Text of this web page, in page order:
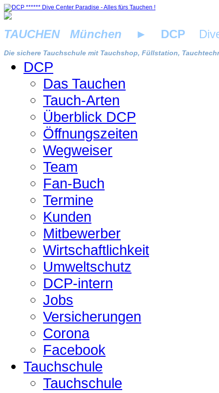
TAUCHEN München ► DCP
Die sichere Tauchschule mit Tauchshop, Füllstation,
DCP
Das Tauchen
Tauch-Arten
Überblick DCP
Öffnungszeiten
Wegweiser
Team
Fan-Buch
Termine
Kunden
Mitbewerber
Wirtschaftlichkeit
Umweltschutz
DCP-intern
Jobs
Versicherungen
Corona
Facebook
Tauchschule
Tauchschule